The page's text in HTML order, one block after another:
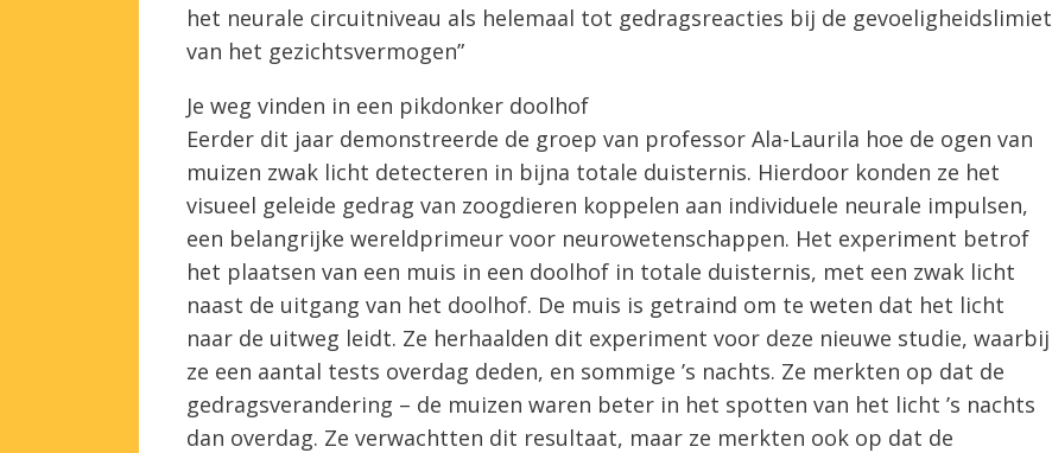
het neurale circuitniveau als helemaal tot gedragsreacties bij de gevoeligheidslimiet
van het gezichtsvermogen”
Je weg vinden in een pikdonker doolhof
Eerder dit jaar demonstreerde de groep van professor Ala-Laurila hoe de ogen van
muizen zwak licht detecteren in bijna totale duisternis. Hierdoor konden ze het
visueel geleide gedrag van zoogdieren koppelen aan individuele neurale impulsen,
een belangrijke wereldprimeur voor neurowetenschappen. Het experiment betrof
het plaatsen van een muis in een doolhof in totale duisternis, met een zwak licht
naast de uitgang van het doolhof. De muis is getraind om te weten dat het licht
naar de uitweg leidt. Ze herhaalden dit experiment voor deze nieuwe studie, waarbij
ze een aantal tests overdag deden, en sommige ’s nachts. Ze merkten op dat de
gedragsverandering – de muizen waren beter in het spotten van het licht ’s nachts
dan overdag. Ze verwachtten dit resultaat, maar ze merkten ook op dat de